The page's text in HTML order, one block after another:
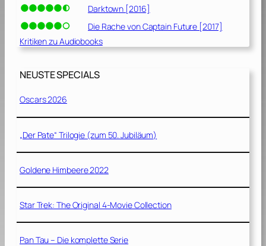
Darktown [2016]
Die Rache von Captain Future [2017]
Kritiken zu Audiobooks
NEUSTE SPECIALS
Oscars 2026
„Der Pate“ Trilogie (zum 50. Jubiläum)
Goldene Himbeere 2022
Star Trek: The Original 4-Movie Collection
Pan Tau – Die komplette Serie